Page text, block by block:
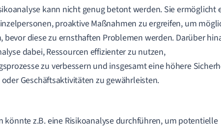
kann nicht genug betont werden. Sie ermöglicht
proaktive Maßnahmen zu ergreifen, um
bevor diese zu ernsthaften Problemen werden. Darüber
dabei, Ressourcen effizienter zu nutzen,
zu verbessern und insgesamt eine höhere
Geschäftsaktivitäten zu gewährleisten.
könnte z.B. eine Risikoanalyse durchführen, um potentielle